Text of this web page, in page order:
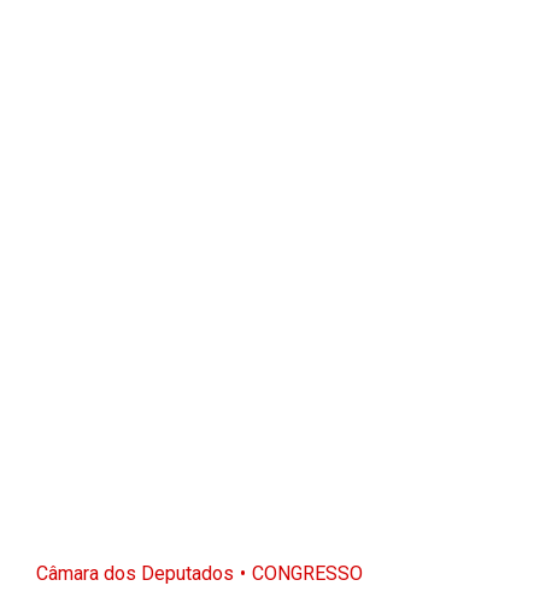
Câmara dos Deputados CONGRESSO